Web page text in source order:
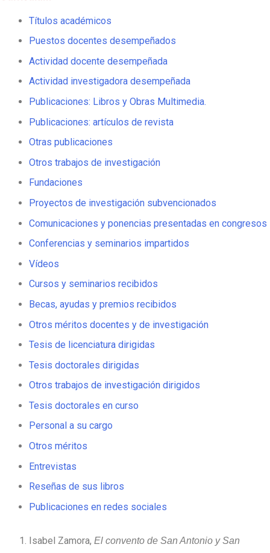
Títulos académicos
Puestos docentes desempeñados
Actividad docente desempeñada
Actividad investigadora desempeñada
Publicaciones: Libros y Obras Multimedia.
Publicaciones: artículos de revista
Otras publicaciones
Otros trabajos de investigación
Fundaciones
Proyectos de investigación subvencionados
Comunicaciones y ponencias presentadas en congresos
Conferencias y seminarios impartidos
Vídeos
Cursos y seminarios recibidos
Becas, ayudas y premios recibidos
Otros méritos docentes y de investigación
Tesis de licenciatura dirigidas
Tesis doctorales dirigidas
Otros trabajos de investigación dirigidos
Tesis doctorales en curso
Personal a su cargo
Otros méritos
Entrevistas
Reseñas de sus libros
Publicaciones en redes sociales
Isabel Zamora, El convento de San Antonio y San